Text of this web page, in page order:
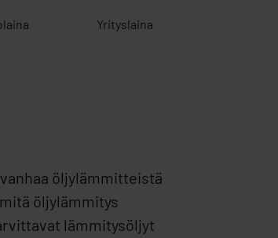
Yrityslaina
öljylämmitteistä
öljylämmitys
lämmitysöljyt